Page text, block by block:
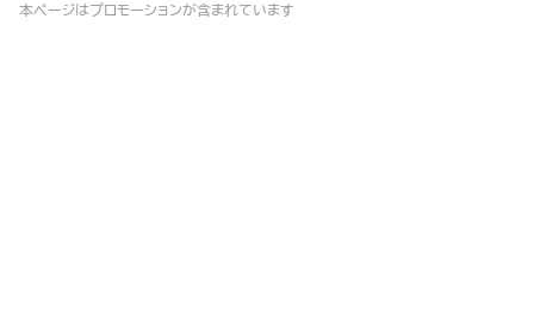
本ページはプロモーションが含まれています